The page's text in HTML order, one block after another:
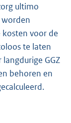
ultimo
voor de
te laten
GGZ
behoren en